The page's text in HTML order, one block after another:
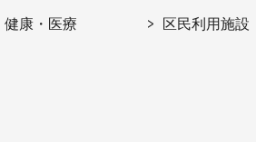
健康・医療 区民利用施設